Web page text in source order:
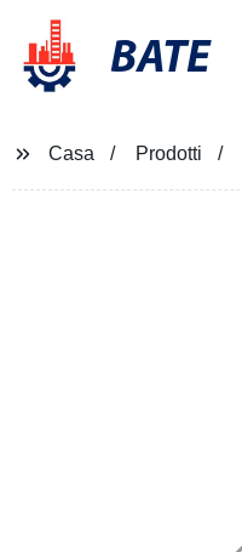
BATE
Casa Prodotti